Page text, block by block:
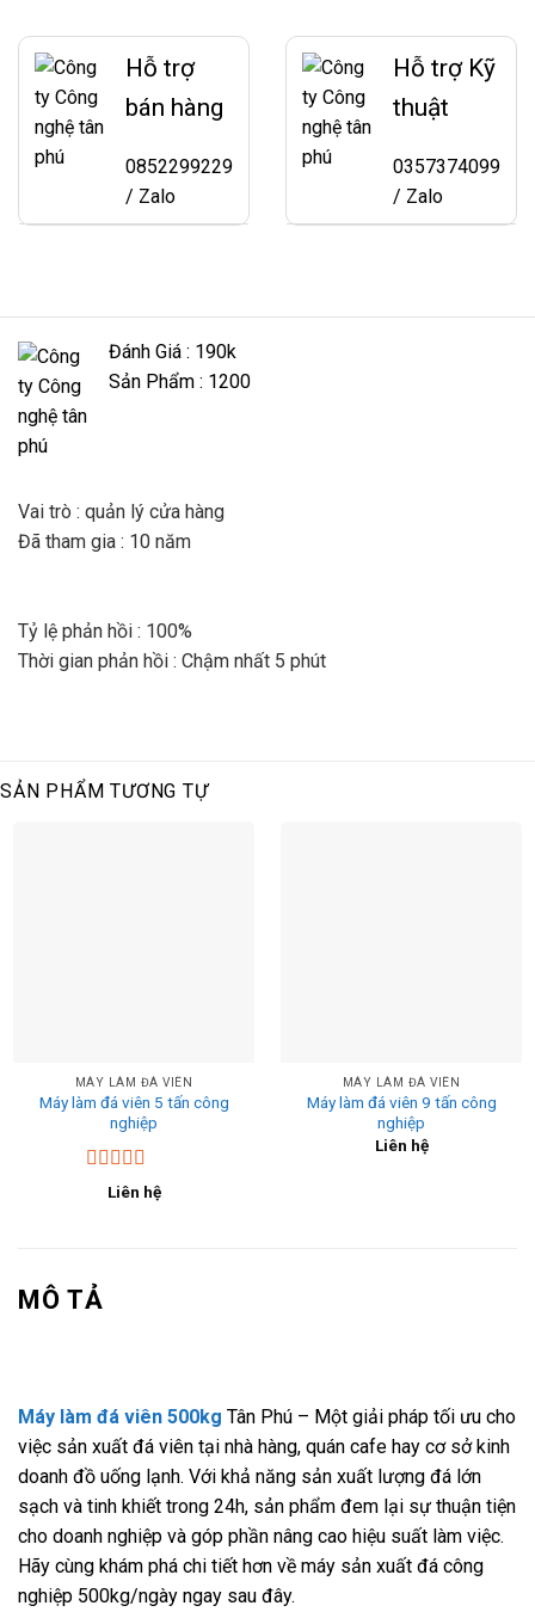
Hỗ trợ
bán hàng
0852299229
/ Zalo
Hỗ trợ Kỹ
thuật
0357374099
/ Zalo
Đánh Giá : 190k
Sản Phẩm : 1200
Vai trò : quản lý cửa hàng
Đã tham gia : 10 năm
Tỷ lệ phản hồi : 100%
Thời gian phản hồi : Chậm nhất 5 phút
SẢN PHẨM TƯƠNG TỰ
MÁY LÀM ĐÁ VIÊN
Máy làm đá viên 5 tấn công
nghiệp
Được xếp
5.00
Liên hệ
MÁY LÀM ĐÁ VIÊN
Máy làm đá viên 9 tấn công
nghiệp
Liên hệ
MÔ TẢ
Máy làm đá viên 500kg Tân Phú – Một giải pháp tối ưu cho
việc sản xuất đá viên tại nhà hàng, quán cafe hay cơ sở kinh
doanh đồ uống lạnh. Với khả năng sản xuất lượng đá lớn
sạch và tinh khiết trong 24h, sản phẩm đem lại sự thuận tiện
cho doanh nghiệp và góp phần nâng cao hiệu suất làm việc.
Hãy cùng khám phá chi tiết hơn về máy sản xuất đá công
nghiệp 500kg/ngày ngay sau đây.